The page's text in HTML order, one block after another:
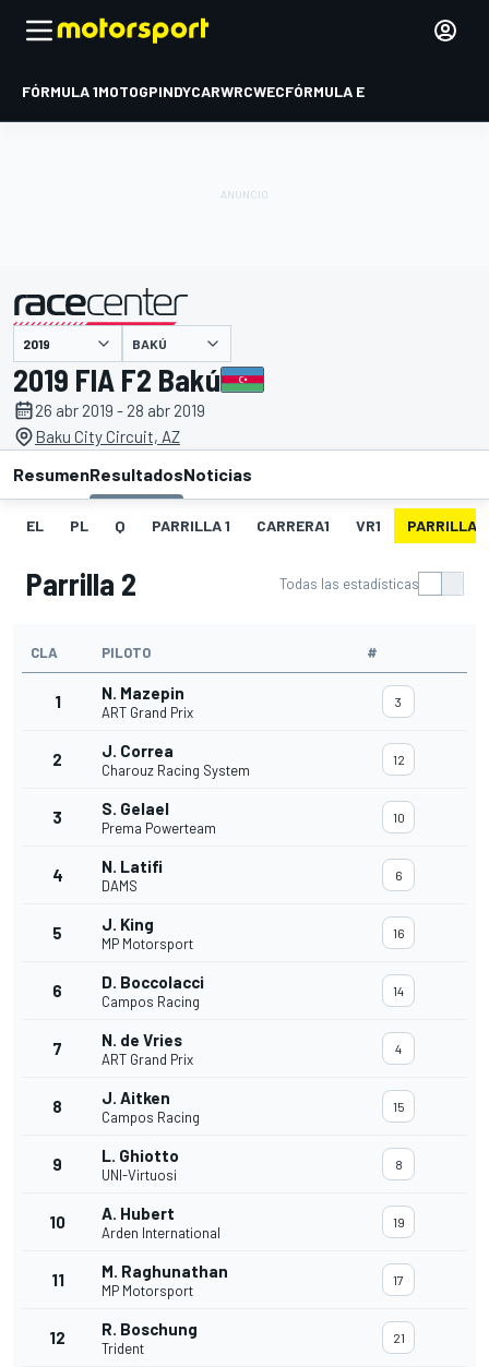
FÓRMULA 1MOTOGPINDYCARWRCWECFÓRMULA E
presentado por BAKÚ
2019 FIA F2 Bakú
26 abr 2019 - 28 abr 2019
Baku City Circuit, AZ
ResumenResultadosNoticias
EL PL Q PARRILLA 1 CARRERA1 VR1 PARRILLA 2
Parrilla 2 Todas las estadísticas
CLA PILOTO #
1 N. Mazepin
ART Grand Prix
3
2 J. Correa
Charouz Racing System
12
3 S. Gelael
Prema Powerteam
10
4 N. Latifi
DAMS
6
5 J. King
MP Motorsport
16
6 D. Boccolacci
Campos Racing
14
7 N. de Vries
ART Grand Prix
4
8 J. Aitken
Campos Racing
15
9 L. Ghiotto
UNI-Virtuosi
8
10 A. Hubert
Arden International
19
11 M. Raghunathan
MP Motorsport
17
12 R. Boschung
Trident
21